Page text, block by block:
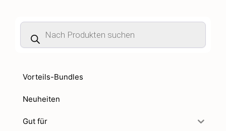
Products
search
Vorteils-Bundles
Neuheiten
Gut für